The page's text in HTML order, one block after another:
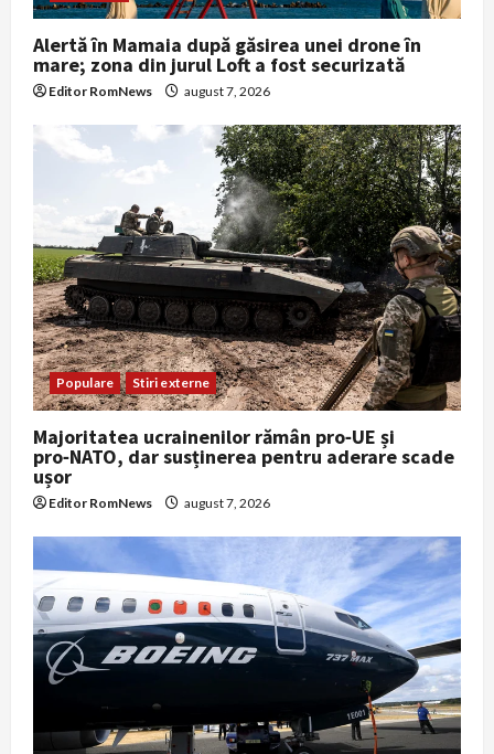
Alertă în Mamaia după găsirea unei drone în
mare; zona din jurul Loft a fost securizată
Editor RomNews august 7, 2026
Populare Stiri externe
Majoritatea ucrainenilor rămân pro‑UE și
pro‑NATO, dar susținerea pentru aderare scade
ușor
Editor RomNews august 7, 2026